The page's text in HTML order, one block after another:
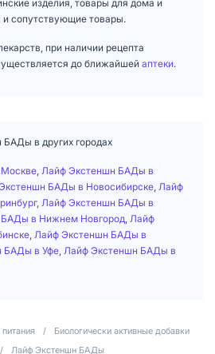
изделия, товары для дома и
и сопутствующие товары.
при наличии рецепта
до ближайшей аптеки.
в других городах
Лайф Экстеншн БАДы в
БАДы в Новосибирске Лайф
, Лайф Экстеншн БАДы в
в Нижнем Новгород Лайф
Лайф Экстеншн БАДы в
БАДы в Уфе Лайф Экстеншн БАДы в
/
Биологически активные добавки
/ Лайф Экстеншн БАДы